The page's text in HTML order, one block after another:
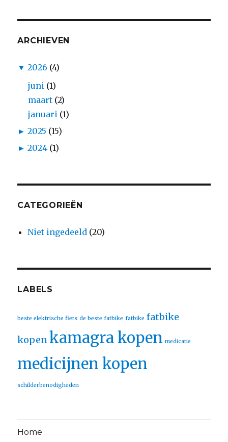
ARCHIEVEN
▼ 2026 (4)
juni (1)
maart (2)
januari (1)
► 2025 (15)
► 2024 (1)
CATEGORIEËN
Niet ingedeeld (20)
LABELS
beste elektrische fiets de beste fatbike fatbike fatbike
kopenkamagra kopen medicatie
medicijnen kopen
schilderbenodigheden
Home